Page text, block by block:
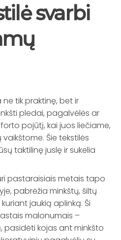
svarbi
tik praktinę, bet ir
pledai, pagalvėlės ar
pojūtį, kai juos liečiame,
Šie tekstilės
taktilinę juslę ir sukelia
pastaraisiais metais tapo
pabrėžia minkštų, šiltų
jaukią aplinką. Ši
malonumais –
pasidėti kojas ant minkšto